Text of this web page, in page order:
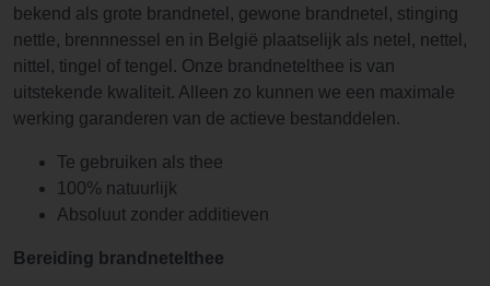
bekend als grote brandnetel, gewone brandnetel, stinging
nettle, brennnessel en in België plaatselijk als netel, nettel,
nittel, tingel of tengel. Onze brandnetelthee is van
uitstekende kwaliteit. Alleen zo kunnen we een maximale
werking garanderen van de actieve bestanddelen.
Te gebruiken als thee
100% natuurlijk
Absoluut zonder additieven
Bereiding brandnetelthee